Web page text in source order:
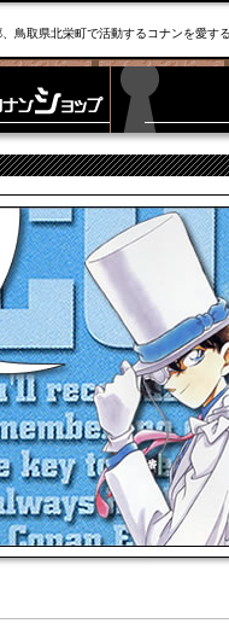
鳥取県北栄町で活動するコナンを愛す